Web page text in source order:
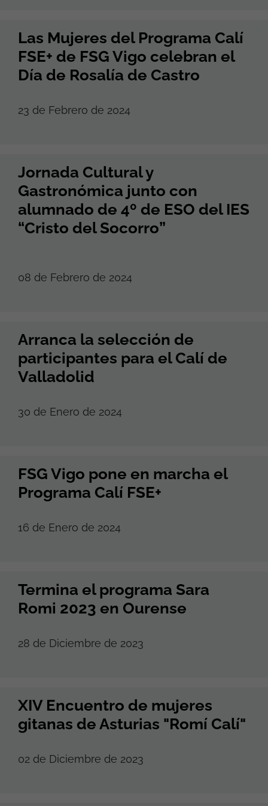
Las Mujeres del Programa Calí
FSE+ de FSG Vigo celebran el
Día de Rosalía de Castro
23 de Febrero de 2024
Jornada Cultural y
Gastronómica junto con
alumnado de 4º de ESO del IES
“Cristo del Socorro”
08 de Febrero de 2024
Arranca la selección de
participantes para el Calí de
Valladolid
30 de Enero de 2024
FSG Vigo pone en marcha el
Programa Calí FSE+
16 de Enero de 2024
Termina el programa Sara
Romi 2023 en Ourense
28 de Diciembre de 2023
XIV Encuentro de mujeres
gitanas de Asturias "Romí Calí"
02 de Diciembre de 2023